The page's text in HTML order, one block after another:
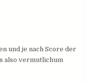
und je nach Score der
also vermutlichum